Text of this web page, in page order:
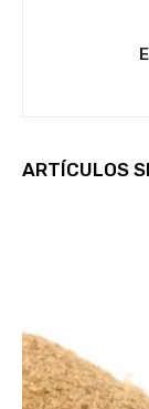
ARTÍCULOS